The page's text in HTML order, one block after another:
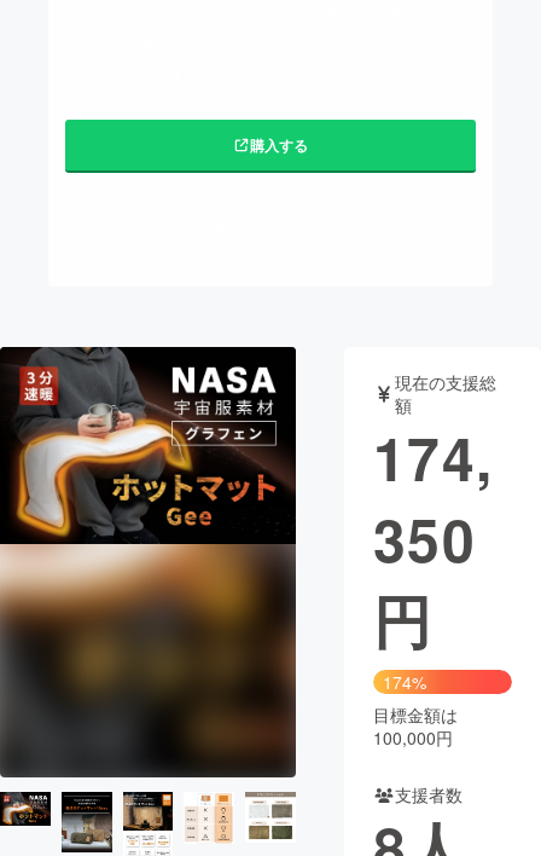
CAMPFIRE for Social Good CAMPFIRE Creation
購入する
現在の支援総
額
174,
350
円
174%
目標金額は
100,000円
支援者数